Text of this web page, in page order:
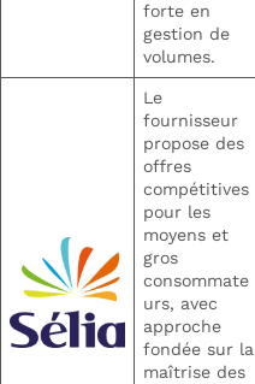
forte en
gestion de
volumes.
Le
fournisseur
propose des
offres
compétitives
pour les
moyens et
gros
consommate
urs, avec
approche
fondée sur la
maîtrise des